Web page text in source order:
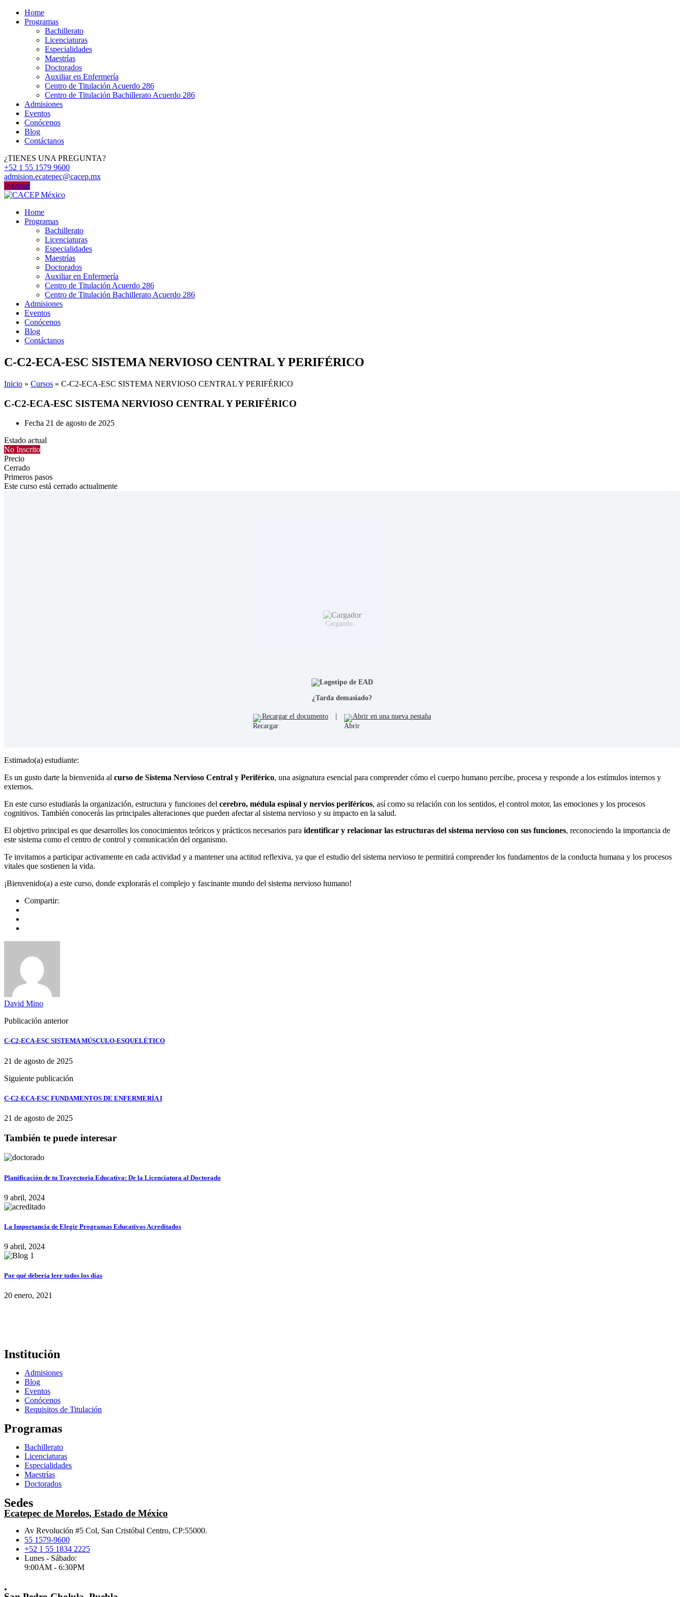
Home
Programas
Bachillerato
Licenciaturas
Especialidades
Maestrías
Doctorados
Auxiliar en Enfermería
Centro de Titulación Acuerdo 286
Centro de Titulación Bachillerato Acuerdo 286
Admisiones
Eventos
Conócenos
Blog
Contáctanos
¿TIENES UNA PREGUNTA?
+52 1 55 1579 9600
admision.ecatepec@cacep.mx
Ingresar
Home
Programas
Bachillerato
Licenciaturas
Especialidades
Maestrías
Doctorados
Auxiliar en Enfermería
Centro de Titulación Acuerdo 286
Centro de Titulación Bachillerato Acuerdo 286
Admisiones
Eventos
Conócenos
Blog
Contáctanos
C-C2-ECA-ESC SISTEMA NERVIOSO CENTRAL Y PERIFÉRICO
Inicio » Cursos » C-C2-ECA-ESC SISTEMA NERVIOSO CENTRAL Y PERIFÉRICO
C-C2-ECA-ESC SISTEMA NERVIOSO CENTRAL Y PERIFÉRICO
Fecha 21 de agosto de 2025
Estado actual
No Inscrito
Precio
Cerrado
Primeros pasos
Este curso está cerrado actualmente
Cargando...
¿Tarda demasiado?
Recargar el documento Abrir en una nueva pestaña
Estimado(a) estudiante:
Es un gusto darte la bienvenida al curso de Sistema Nervioso Central y Periférico, una asignatura esencial para comprender cómo el cuerpo humano percibe, procesa y responde a los estímulos internos y
externos.
En este curso estudiarás la organización, estructura y funciones del cerebro, médula espinal y nervios periféricos, así como su relación con los sentidos, el control motor, las emociones y los procesos
cognitivos. También conocerás las principales alteraciones que pueden afectar al sistema nervioso y su impacto en la salud.
El objetivo principal es que desarrolles los conocimientos teóricos y prácticos necesarios para identificar y relacionar las estructuras del sistema nervioso con sus funciones, reconociendo la importancia de
este sistema como el centro de control y comunicación del organismo.
Te invitamos a participar activamente en cada actividad y a mantener una actitud reflexiva, ya que el estudio del sistema nervioso te permitirá comprender los fundamentos de la conducta humana y los procesos
vitales que sostienen la vida.
¡Bienvenido(a) a este curso, donde explorarás el complejo y fascinante mundo del sistema nervioso humano!
Compartir:
David Mino
Publicación anterior
C-C2-ECA-ESC SISTEMA MÚSCULO-ESQUELÉTICO
21 de agosto de 2025
Siguiente publicación
C-C2-ECA-ESC FUNDAMENTOS DE ENFERMERÍA I
21 de agosto de 2025
También te puede interesar
Planificación de tu Trayectoria Educativa: De la Licenciatura al Doctorado
9 abril, 2024
La Importancia de Elegir Programas Educativos Acreditados
9 abril, 2024
Por qué debería leer todos los días
20 enero, 2021
Institución
Admisiones
Blog
Eventos
Conócenos
Requisitos de Titulación
Programas
Bachillerato
Licenciaturas
Especialidades
Maestrías
Doctorados
Sedes
Ecatepec de Morelos, Estado de México
Av Revolución #5 Col, San Cristóbal Centro, CP:55000.
55 1579-9600
+52 1 55 1834 2225
Lunes - Sábado:
9:00AM - 6:30PM
.